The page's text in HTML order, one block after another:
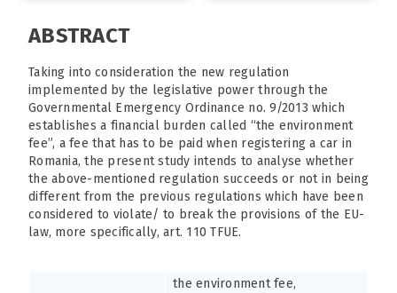
ABSTRACT
Taking into consideration the new regulation
implemented by the legislative power through the
Governmental Emergency Ordinance no. 9/2013 which
establishes a financial burden called “the environment
fee”, a fee that has to be paid when registering a car in
Romania, the present study intends to analyse whether
the above-mentioned regulation succeeds or not in being
different from the previous regulations which have been
considered to violate/ to break the provisions of the EU-
law, more specifically, art. 110 TFUE.
the environment fee,